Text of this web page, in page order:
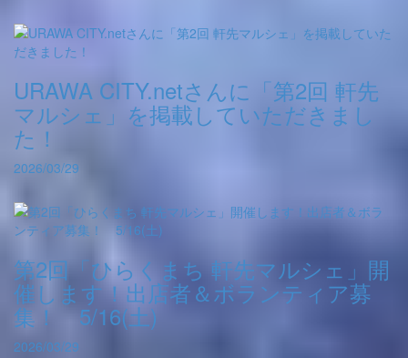
URAWA CITY.netさんに「第2回 軒先
マルシェ」を掲載していただきまし
た！
2026/03/29
第2回「ひらくまち 軒先マルシェ」開
催します！出店者＆ボランティア募
集！ 5/16(土)
2026/03/29